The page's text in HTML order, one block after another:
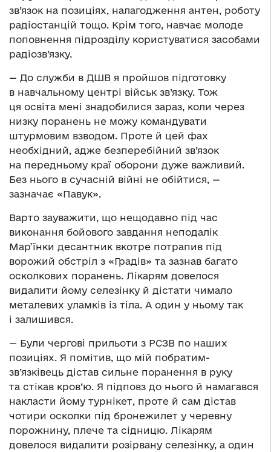
зв’язок на позиціях, налагодження антен, роботу
радіостанцій тощо. Крім того, навчає молоде
поповнення підрозділу користуватися засобами
радіозв’язку.
— До служби в ДШВ я пройшов підготовку
в навчальному центрі військ зв’язку. Тож
ця освіта мені знадобилися зараз, коли через
низку поранень не можу командувати
штурмовим взводом. Проте й цей фах
необхідний, адже безперебійний зв’язок
на передньому краї оборони дуже важливий.
Без нього в сучасній війні не обійтися, —
зазначає «Павук».
Варто зауважити, що нещодавно під час
виконання бойового завдання неподалік
Мар’їнки десантник вкотре потрапив під
ворожий обстріл з «Градів» та зазнав багато
осколкових поранень. Лікарям довелося
видалити йому селезінку й дістати чимало
металевих уламків із тіла. А один у ньому так
і залишився.
— Були чергові прильоти з РСЗВ по наших
позиціях. Я помітив, що мій побратим-
зв’язківець дістав сильне поранення в руку
та стікав кров’ю. Я підповз до нього й намагався
накласти йому турнікет, проте й сам дістав
чотири осколки під бронежилет у черевну
порожнину, плече та сідницю. Лікарям
довелося видалити розірвану селезінку, а один